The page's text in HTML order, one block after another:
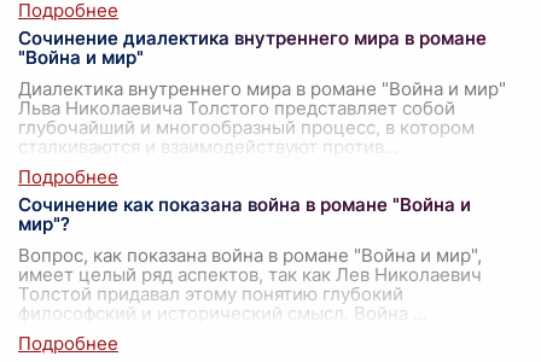
Сочинение диалектика внутреннего мира в романе
"Война и мир"
Диалектика внутреннего мира в романе "Война и мир"
Льва Николаевича Толстого представляет собой
глубочайший и многообразный процесс, в котором
сталкиваются и взаимодействуют против
Сочинение как показана война в романе "Война и
мир"?
Вопрос, как показана война в романе "Война и мир",
имеет целый ряд аспектов, так как Лев Николаевич
Толстой придавал этому понятию глубокий
философский и исторический смысл. Война